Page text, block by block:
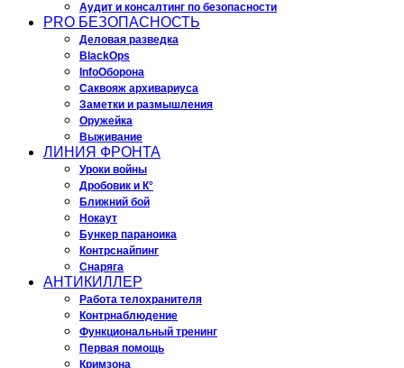
Аудит и консалтинг по безопасности
PRO БЕЗОПАСНОСТЬ
Деловая разведка
BlackOps
InfoОборона
Саквояж архивариуса
Заметки и размышления
Оружейка
Выживание
ЛИНИЯ ФРОНТА
Уроки войны
Дробовик и К°
Ближний бой
Нокаут
Бункер параноика
Контрснайпинг
Снаряга
АНТИКИЛЛЕР
Работа телохранителя
Контрнаблюдение
Функциональный тренинг
Первая помощь
Кримзона